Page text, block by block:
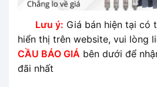
Lưu ý: Giá bán hiện tại có
hiển thị trên website, vui lòng
CẦU BÁO GIÁ bên dưới để
đãi nhất